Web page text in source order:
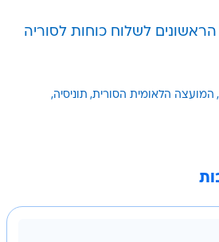
לשלוח כוחות לסוריה
המועצה הלאומית הסורית תוניסיה